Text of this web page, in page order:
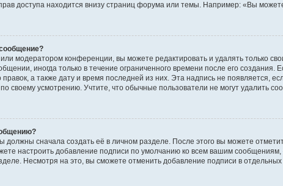
доступа находится внизу страниц форума или темы. Например: «Вы
модератором конференции, вы можете редактировать и удалять только
иногда только в течение ограниченного времени после его
правок, а также дату и время последней из них. Эта надпись не появляется,
своему усмотрению. Учтите, что обычные пользователи не могут удалить
должны сначала создать её в личном разделе. После этого вы можете
настроить добавление подписи по умолчанию ко всем вашим
Несмотря на это, вы сможете отменить добавление подписи в